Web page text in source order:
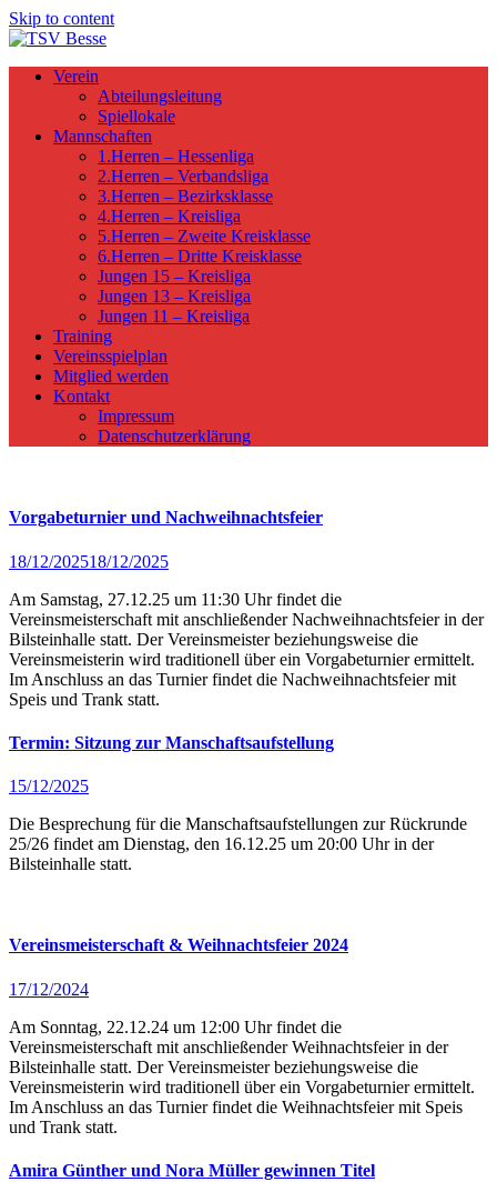
Skip to content
Verein
Abteilungsleitung
Spiellokale
Mannschaften
1.Herren – Hessenliga
2.Herren – Verbandsliga
3.Herren – Bezirksklasse
4.Herren – Kreisliga
5.Herren – Zweite Kreisklasse
6.Herren – Dritte Kreisklasse
Jungen 15 – Kreisliga
Jungen 13 – Kreisliga
Jungen 11 – Kreisliga
Training
Vereinsspielplan
Mitglied werden
Kontakt
Impressum
Datenschutzerklärung
Vorgabeturnier und Nachweihnachtsfeier
18/12/202518/12/2025
Am Samstag, 27.12.25 um 11:30 Uhr findet die
Vereinsmeisterschaft mit anschließender Nachweihnachtsfeier in der
Bilsteinhalle statt. Der Vereinsmeister beziehungsweise die
Vereinsmeisterin wird traditionell über ein Vorgabeturnier ermittelt.
Im Anschluss an das Turnier findet die Nachweihnachtsfeier mit
Speis und Trank statt.
Termin: Sitzung zur Manschaftsaufstellung
15/12/2025
Die Besprechung für die Manschaftsaufstellungen zur Rückrunde
25/26 findet am Dienstag, den 16.12.25 um 20:00 Uhr in der
Bilsteinhalle statt.
Vereinsmeisterschaft & Weihnachtsfeier 2024
17/12/2024
Am Sonntag, 22.12.24 um 12:00 Uhr findet die
Vereinsmeisterschaft mit anschließender Weihnachtsfeier in der
Bilsteinhalle statt. Der Vereinsmeister beziehungsweise die
Vereinsmeisterin wird traditionell über ein Vorgabeturnier ermittelt.
Im Anschluss an das Turnier findet die Weihnachtsfeier mit Speis
und Trank statt.
Amira Günther und Nora Müller gewinnen Titel